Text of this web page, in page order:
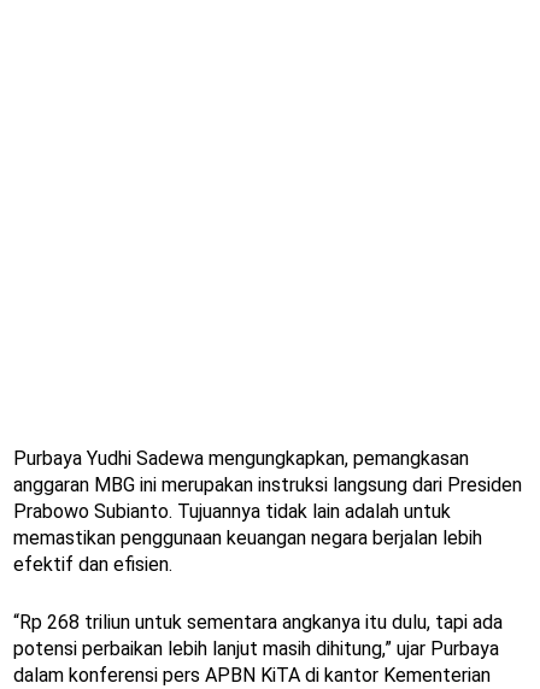
Purbaya Yudhi Sadewa mengungkapkan, pemangkasan
anggaran MBG ini merupakan instruksi langsung dari Presiden
Prabowo Subianto. Tujuannya tidak lain adalah untuk
memastikan penggunaan keuangan negara berjalan lebih
efektif dan efisien.
“Rp 268 triliun untuk sementara angkanya itu dulu, tapi ada
potensi perbaikan lebih lanjut masih dihitung,” ujar Purbaya
dalam konferensi pers APBN KiTA di kantor Kementerian